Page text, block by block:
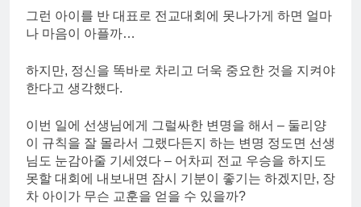
그런 아이를 반 대표로 전교대회에 못나가게 하면 얼마
나 마음이 아플까…
하지만, 정신을 똑바로 차리고 더욱 중요한 것을 지켜야
한다고 생각했다.
이번 일에 선생님에게 그럴싸한 변명을 해서 – 둘리양
이 규칙을 잘 몰라서 그랬다든지 하는 변명 정도면 선생
님도 눈감아줄 기세였다 – 어차피 전교 우승을 하지도
못할 대회에 내보내면 잠시 기분이 좋기는 하겠지만, 장
차 아이가 무슨 교훈을 얻을 수 있을까?